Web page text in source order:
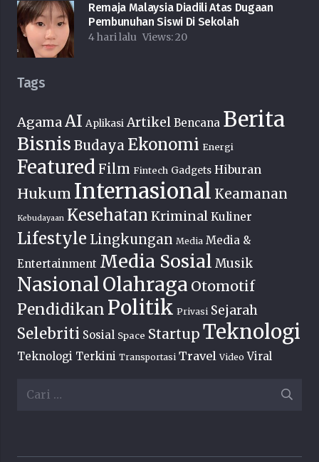
Remaja Malaysia Diadili Atas Dugaan
Pembunuhan Siswi Di Sekolah
4 hari lalu Views:20
Tags
AgamaAI Aplikasi Artikel Bencana Berita
Bisnis Budaya Ekonomi Energi
Featured Film Fintech Gadgets Hiburan
Hukum Internasional Keamanan
Kebudayaan Kesehatan Kriminal Kuliner
Lifestyle Lingkungan Media Media &
Entertainment Media Sosial Musik
NasionalOlahraga Otomotif
Pendidikan Politik Privasi Sejarah
Selebriti Sosial Space Startup Teknologi
Teknologi Terkini Transportasi Travel Video Viral
Cari